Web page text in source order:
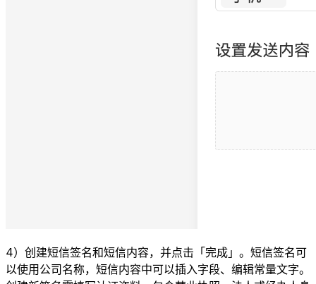
4）创建短信签名和短信内容，并点击「完成」。短信签名可
以使用公司名称，短信内容中可以插入字段、编辑常量文字。